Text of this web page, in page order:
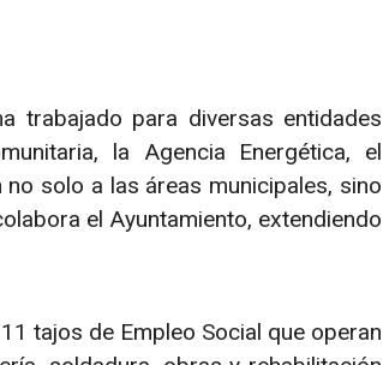
trabajado para diversas entidades
la Agencia Energética, el
solo a las áreas municipales, sino
el Ayuntamiento, extendiendo
tajos de Empleo Social que operan